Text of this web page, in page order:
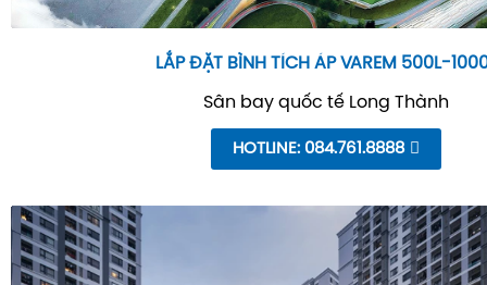
LẮP ĐẶT BÌNH TÍCH ÁP VAREM 500L-
Sân bay quốc tế Long Thành
HOTLINE: 084.761.8888